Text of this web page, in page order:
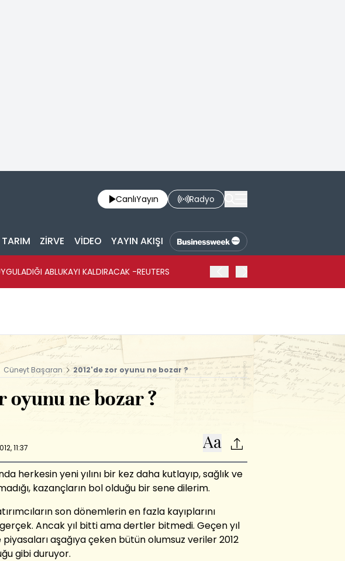
CanlıYayın Radyo
TARIM ZİRVE VİDEO YAYIN AKIŞI
ABLUKAYI KALDIRACAK -REUTERS
Cüneyt Başaran 2012'de zor oyunu ne bozar ?
oyunu ne bozar ?
11:37
herkesin yeni yılını bir kez daha kutlayıp, sağlık ve
kazançların bol olduğu bir sene dilerim.
son dönemlerin en fazla kayıplarını
gerçek. Ancak yıl bitti ama dertler bitmedi. Geçen yıl
aşağıya çeken bütün olumsuz veriler 2012
gibi duruyor.